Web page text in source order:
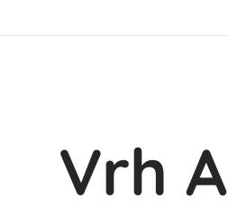
Vrh A